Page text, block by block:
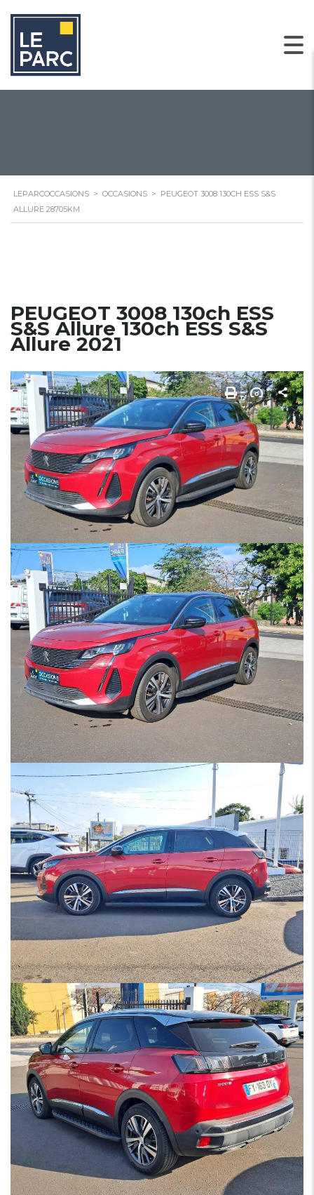
LEPARCOCCASIONS > OCCASIONS > PEUGEOT 3008 130CH ESS S&S
ALLURE 28705KM
PEUGEOT 3008 130ch ESS
S&S Allure 130ch ESS S&S
Allure 2021